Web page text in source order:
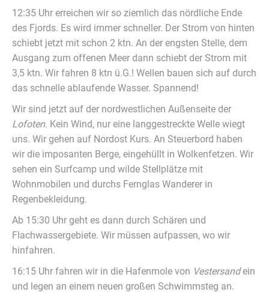
12:35 Uhr erreichen wir so ziemlich das nördliche Ende
des Fjords. Es wird immer schneller. Der Strom von hinten
schiebt jetzt mit schon 2 ktn. An der engsten Stelle, dem
Ausgang zum offenen Meer dann schiebt der Strom mit
3,5 ktn. Wir fahren 8 ktn ü.G.! Wellen bauen sich auf durch
das schnelle ablaufende Wasser. Spannend!
Wir sind jetzt auf der nordwestlichen Außenseite der
Lofoten. Kein Wind, nur eine langgestreckte Welle wiegt
uns. Wir gehen auf Nordost Kurs. An Steuerbord haben
wir die imposanten Berge, eingehüllt in Wolkenfetzen. Wir
sehen ein Surfcamp und wilde Stellplätze mit
Wohnmobilen und durchs Fernglas Wanderer in
Regenbekleidung.
Ab 15:30 Uhr geht es dann durch Schären und
Flachwassergebiete. Wir müssen aufpassen, wo wir
hinfahren.
16:15 Uhr fahren wir in die Hafenmole von Vestersandein
und legen an einem neuen großen Schwimmsteg an.